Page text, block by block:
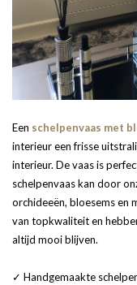
Een schelpenvaas met
interieur een frisse
interieur. De vaas is
schelpenvaas kan door
orchideeën, bloesems en
van topkwaliteit en
altijd mooi blijven.
✓ Handgemaakte